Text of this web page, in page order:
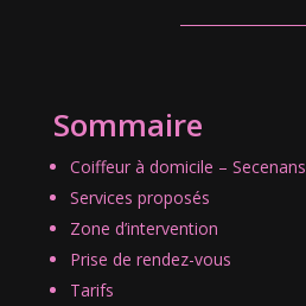
Sommaire
Coiffeur à domicile – Secenans
Services proposés
Zone d’intervention
Prise de rendez-vous
Tarifs